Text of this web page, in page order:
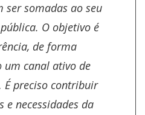
ser somadas ao seu
O objetivo é
de forma
um canal ativo de
preciso contribuir
e necessidades da